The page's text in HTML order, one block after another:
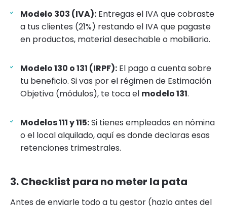
Modelo 303 (IVA): Entregas el IVA que cobraste
a tus clientes (21%) restando el IVA que pagaste
en productos, material desechable o mobiliario.
Modelo 130 o 131 (IRPF): El pago a cuenta sobre
tu beneficio. Si vas por el régimen de Estimación
Objetiva (módulos), te toca el modelo 131.
Modelos 111 y 115:Si tienes empleados en nómina
o el local alquilado, aquí es donde declaras esas
retenciones trimestrales.
3. Checklist para no meter la pata
Antes de enviarle todo a tu gestor (hazlo antes del